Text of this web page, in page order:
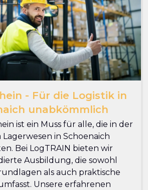
- Für die Logistik in
unabkömmlich
ist ein Muss für alle, die in der
Lagerwesen in Schoenaich
Bei LogTRAIN bieten wir
Ausbildung, die sowohl
als auch praktische
Unsere erfahrenen